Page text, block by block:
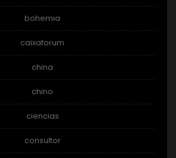
bohemia
caixaforum
china
chino
ciencias
consultor